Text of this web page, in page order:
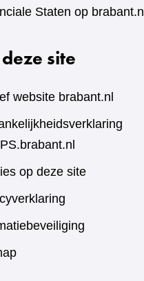
Staten op brabant.nl
site
website brabant.nl
op deze site